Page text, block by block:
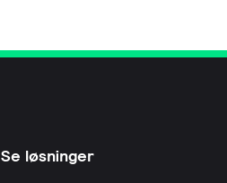
Se løsninger